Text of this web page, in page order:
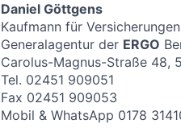
Daniel Göttgens
Kaufmann für
Generalagentur der ERGO
Carolus-Magnus-Straße 48,
Tel. 02451 909051
Fax 02451 909053
Mobil & WhatsApp 0178